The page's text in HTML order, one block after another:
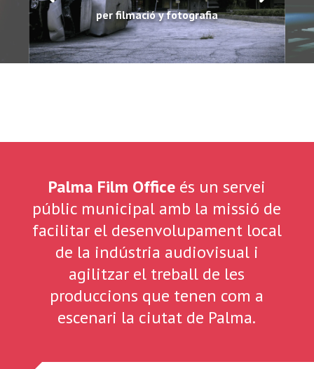
per filmació y fotografia
Palma Film Officeés un servei
públic municipal amb la missió de
facilitar el desenvolupament local
de la indústria audiovisual i
agilitzar el treball de les
produccions que tenen com a
escenari la ciutat de Palma.